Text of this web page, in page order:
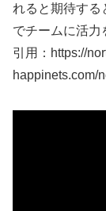
れると期待する
でチームに活力
引用：https://
happinets.com/